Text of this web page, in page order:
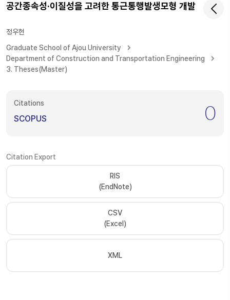
공간종속성·이질성을 고려한 통근통행발생모형 개발
정우현
Graduate School of Ajou University
Department of Construction and Transportation Engineering
3. Theses(Master)
Citations
SCOPUS 0
Citation Export
RIS
(EndNote)
CSV
(Excel)
XML